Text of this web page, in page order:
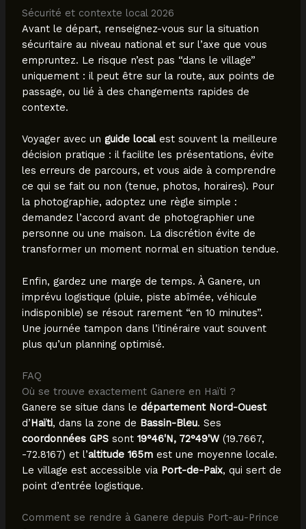
Sécurité et contexte local 2026
Avant le départ, renseignez-vous sur la situation
sécuritaire au niveau national et sur l’axe que vous
empruntez. Le risque n’est pas “dans le village”
uniquement : il peut être sur la route, aux points de
passage, ou lié à des changements rapides de
contexte.
Voyager avec un guide localest souvent la meilleure
décision pratique : il facilite les présentations, évite
les erreurs de parcours, et vous aide à comprendre
ce qui se fait ou non (tenue, photos, horaires). Pour
la photographie, adoptez une règle simple :
demandez l’accord avant de photographier une
personne ou une maison. La discrétion évite de
transformer un moment normal en situation tendue.
Enfin, gardez une marge de temps. À Ganere, un
imprévu logistique (pluie, piste abîmée, véhicule
indisponible) se résout rarement “en 10 minutes”.
Une journée tampon dans l’itinéraire vaut souvent
plus qu’un planning optimisé.
FAQ
Où se trouve exactement Ganere en Haïti ?
Ganere se situe dans le département Nord-Ouest
d’Haïti, dans la zone de Bassin-Bleu. Ses
coordonnées GPSsont 19°46'N, 72°49'W(19.7667,
-72.8167) et l’altitude 165mest une moyenne locale.
Le village est accessible via Port-de-Paix, qui sert de
point d’entrée logistique.
Comment se rendre à Ganere depuis Port-au-Prince